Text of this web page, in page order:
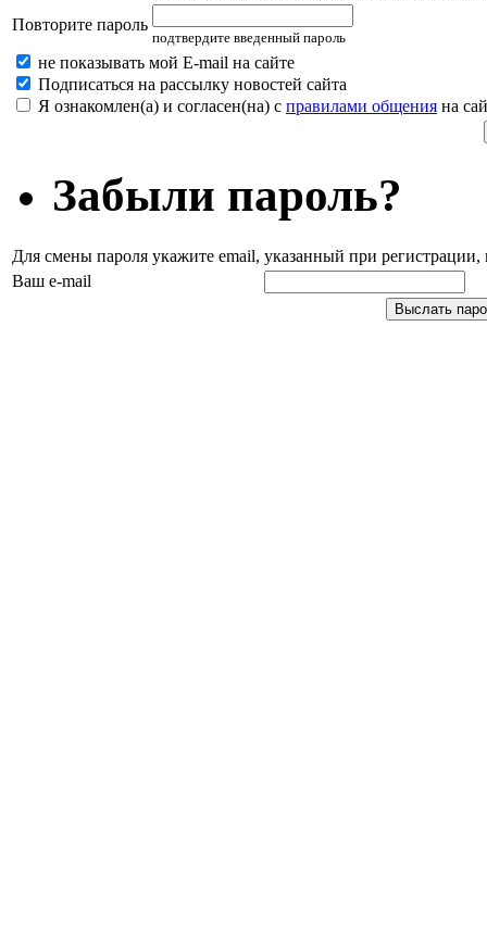
Повторите пароль
подтвердите введенный пароль
не показывать мой E-mail на сайте
Подписаться на рассылку новостей сайта
Я ознакомлен(а) и согласен(на) с правилами общения на
Забыли пароль?
Для смены пароля укажите email, указанный при
Ваш e-mail